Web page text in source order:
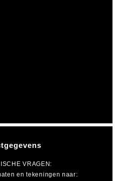
VRAGEN :
en tekeningen naar: